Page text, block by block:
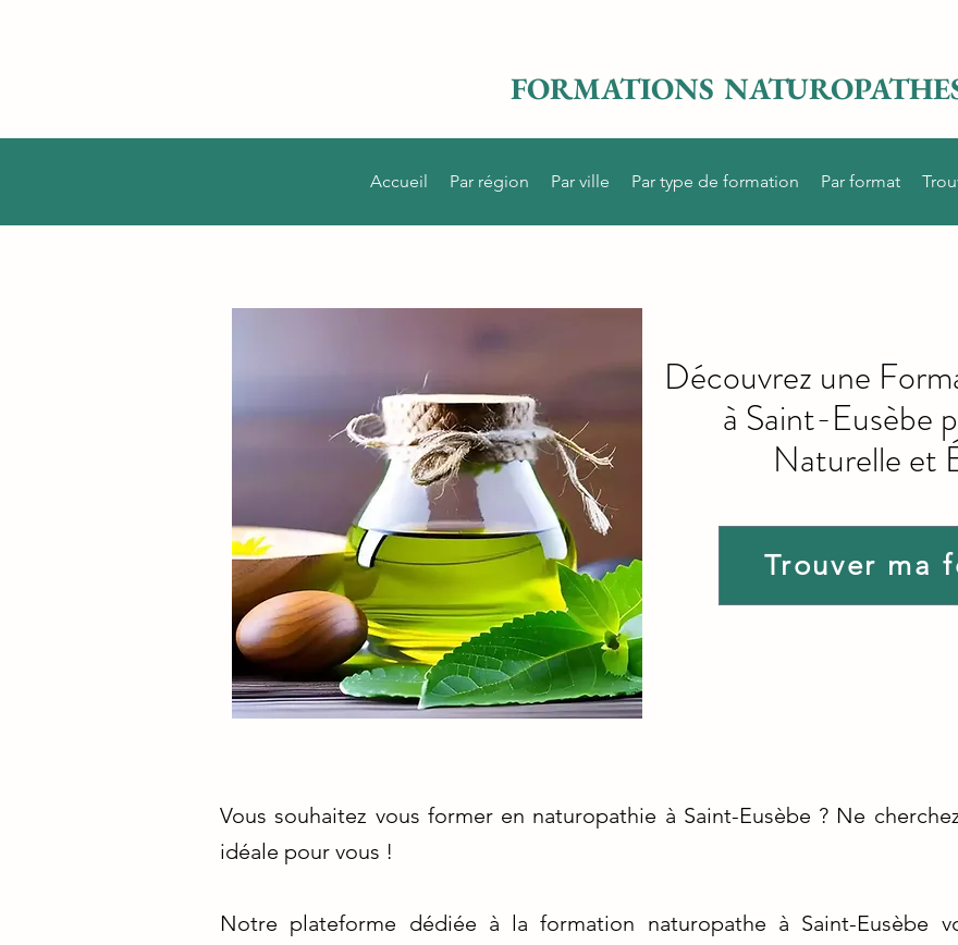
FORMATIONS
Accueil Par région Par ville Par type de formation Par format
Trouver ma
Découvrez une
à Saint-Eusèbe
Naturelle et
Vous souhaitez vous former en naturopathie à Saint-Eusèbe ? Ne
idéale pour vous !
Notre plateforme dédiée à la formation naturopathe à Saint-Eusèbe